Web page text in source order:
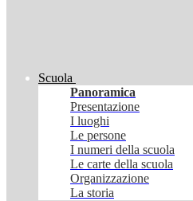
Scuola
Panoramica
Presentazione
I luoghi
Le persone
I numeri della scuola
Le carte della scuola
Organizzazione
La storia